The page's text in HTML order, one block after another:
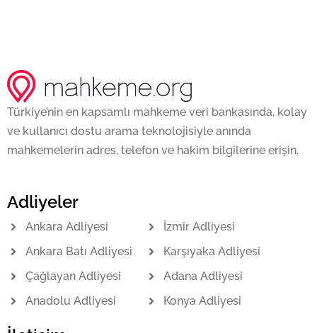
Türkiye’nin en kapsamlı mahkeme veri bankasında, kolay
ve kullanıcı dostu arama teknolojisiyle anında
mahkemelerin adres, telefon ve hakim bilgilerine erişin.
Adliyeler
Ankara Adliyesi
Ankara Batı Adliyesi
Çağlayan Adliyesi
Anadolu Adliyesi
İzmir Adliyesi
Karşıyaka Adliyesi
Adana Adliyesi
Konya Adliyesi